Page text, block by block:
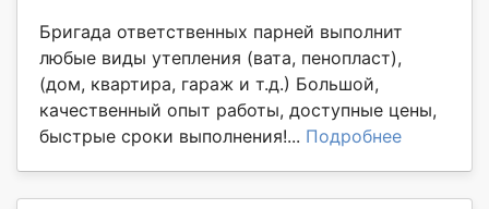
Бригада ответственных парней выполнит
любые виды утепления (вата, пенопласт),
(дом, квартира, гараж и т.д.) Большой,
качественный опыт работы, доступные цены,
быстрые сроки выполнения!... Подробнее